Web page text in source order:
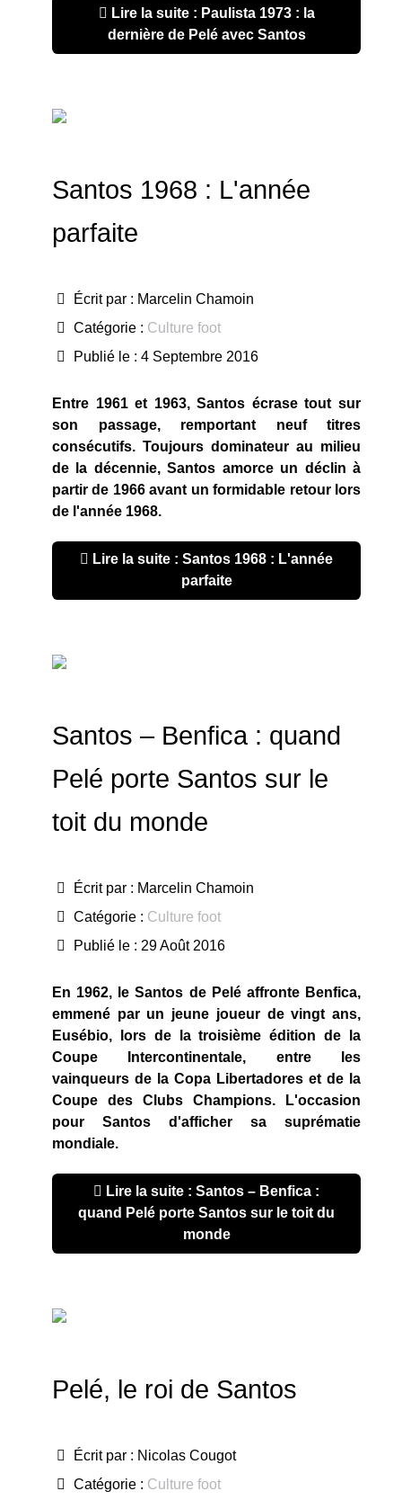
Lire la suite : Paulista 1973 : la
dernière de Pelé avec Santos
Santos 1968 : L'année
parfaite
Écrit par : Marcelin Chamoin
Catégorie : Culture foot
Publié le : 4 Septembre 2016
Entre 1961 et 1963, Santos écrase tout sur
son passage, remportant neuf titres
consécutifs. Toujours dominateur au milieu
de la décennie, Santos amorce un déclin à
partir de 1966 avant un formidable retour lors
de l'année 1968.
Lire la suite : Santos 1968 : L'année
parfaite
Santos – Benfica : quand
Pelé porte Santos sur le
toit du monde
Écrit par : Marcelin Chamoin
Catégorie : Culture foot
Publié le : 29 Août 2016
En 1962, le Santos de Pelé affronte Benfica,
emmené par un jeune joueur de vingt ans,
Eusébio, lors de la troisième édition de la
Coupe Intercontinentale, entre les
vainqueurs de la Copa Libertadores et de la
Coupe des Clubs Champions. L'occasion
pour Santos d'afficher sa suprématie
mondiale.
Lire la suite : Santos – Benfica :
quand Pelé porte Santos sur le toit du
monde
Pelé, le roi de Santos
Écrit par : Nicolas Cougot
Catégorie : Culture foot